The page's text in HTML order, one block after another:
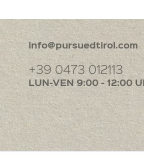
info@pursuedtirol.com
+39 0473 012113
LUN-VEN 9:00 - 12:00